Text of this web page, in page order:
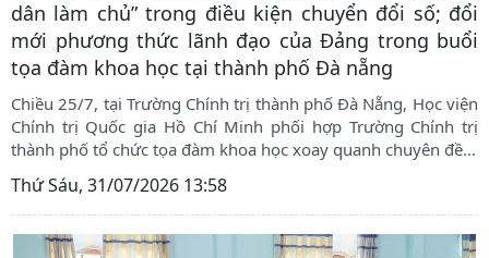
dân làm chủ” trong điều kiện chuyển đổi số; đổi
mới phương thức lãnh đạo của Đảng trong buổi
tọa đàm khoa học tại thành phố Đà nẵng
Chiều 25/7, tại Trường Chính trị thành phố Đà Nẵng, Học viện
Chính trị Quốc gia Hồ Chí Minh phối hợp Trường Chính trị
thành phố tổ chức tọa đàm khoa học xoay quanh chuyên đề…
Thứ Sáu, 31/07/2026 13:58